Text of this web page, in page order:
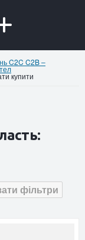
C2C C2B –
купити
фільтри